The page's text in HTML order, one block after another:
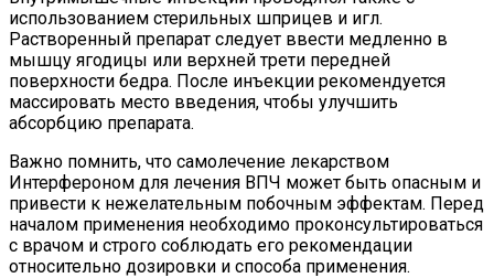
использованием стерильных шприцев и игл.
Растворенный препарат следует ввести медленно в
мышцу ягодицы или верхней трети передней
поверхности бедра. После инъекции рекомендуется
массировать место введения, чтобы улучшить
абсорбцию препарата.
Важно помнить, что самолечение лекарством
Интерфероном для лечения ВПЧ может быть опасным и
привести к нежелательным побочным эффектам. Перед
началом применения необходимо проконсультироваться
с врачом и строго соблюдать его рекомендации
относительно дозировки и способа применения.